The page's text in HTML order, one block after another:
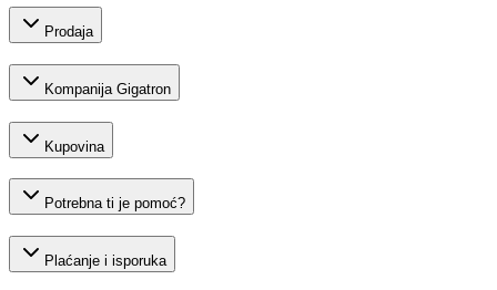
Prodaja
Kompanija Gigatron
Kupovina
Potrebna ti je pomoć?
Plaćanje i isporuka